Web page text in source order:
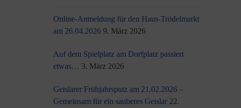
Online-Anmeldung für den Haus-Trödelmarkt
am 26.04.2026 9. März 2026
Auf dem Spielplatz am Dorfplatz passiert
etwas… 3. März 2026
Geislarer Frühjahrsputz am 21.02.2026 –
Gemeinsam für ein sauberes Geislar 22.